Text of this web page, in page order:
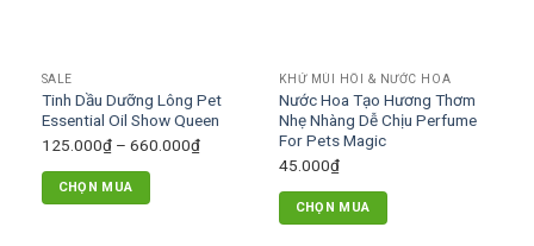
SALE
Tinh Dầu Dưỡng Lông Pet
Essential Oil Show Queen
125.000₫ – 660.000₫Khoảng
CHỌN MUA
KHỬ MÙI HÔI & NƯỚC HOA
Nước Hoa Tạo Hương Thơm
Nhẹ Nhàng Dễ Chịu Perfume
For Pets Magic
45.000₫
CHỌN MUA